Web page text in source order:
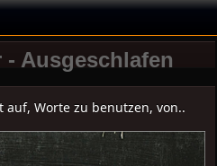
Ausgeschlafen
Worte zu benutzen, von..